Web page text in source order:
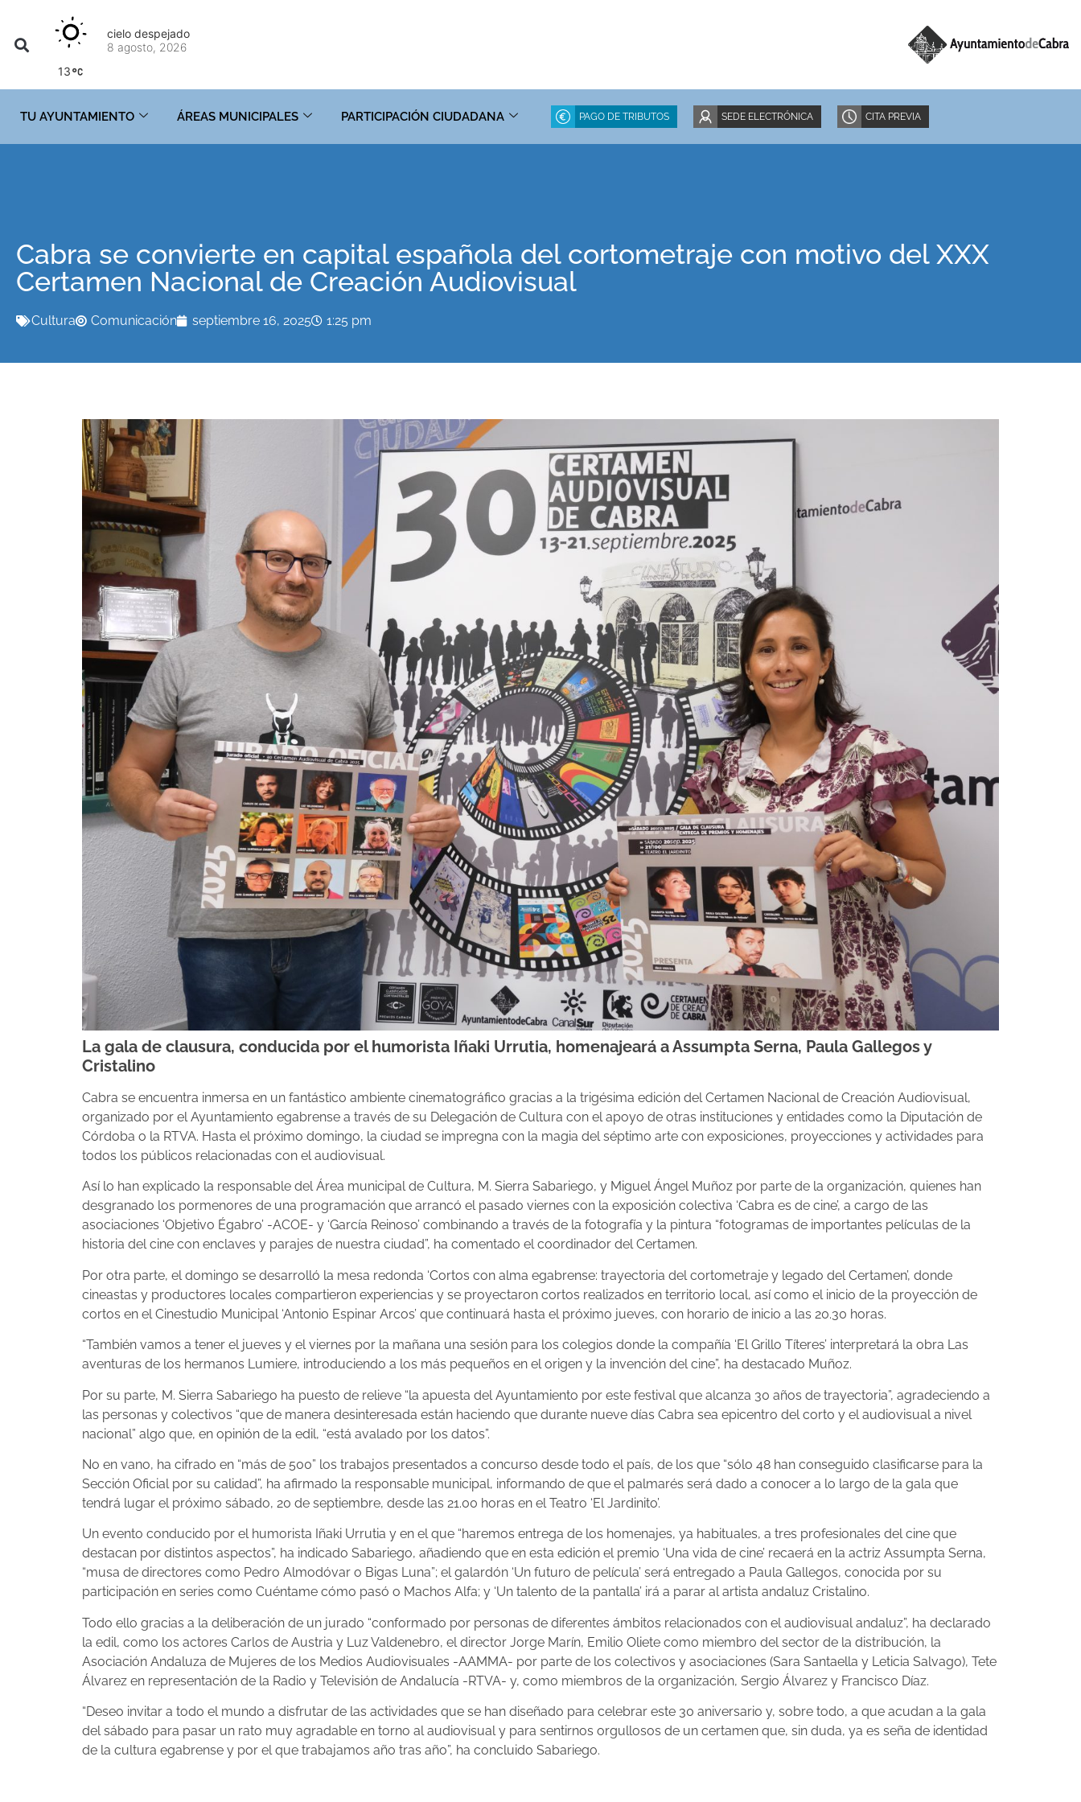
13
cielo despejado
8 agosto, 2026
TU AYUNTAMIENTO ÁREAS MUNICIPALES PARTICIPACIÓN CIUDADANA PAGO DE TRIBUTOS SEDE ELECTRÓNICA CITA PREVIA
Cabra se convierte en capital española del cortometraje con motivo del XXX
Certamen Nacional de Creación Audiovisual
Cultura Comunicación septiembre 16, 2025 1:25 pm
La gala de clausura, conducida por el humorista Iñaki Urrutia, homenajeará a Assumpta Serna, Paula Gallegos y
Cristalino
Cabra se encuentra inmersa en un fantástico ambiente cinematográfico gracias a la trigésima edición del Certamen Nacional de Creación Audiovisual,
organizado por el Ayuntamiento egabrense a través de su Delegación de Cultura con el apoyo de otras instituciones y entidades como la Diputación de
Córdoba o la RTVA. Hasta el próximo domingo, la ciudad se impregna con la magia del séptimo arte con exposiciones, proyecciones y actividades para
todos los públicos relacionadas con el audiovisual.
Así lo han explicado la responsable del Área municipal de Cultura, M. Sierra Sabariego, y Miguel Ángel Muñoz por parte de la organización, quienes han
desgranado los pormenores de una programación que arrancó el pasado viernes con la exposición colectiva ‘Cabra es de cine’, a cargo de las
asociaciones ‘Objetivo Égabro’ -ACOE- y ‘García Reinoso’ combinando a través de la fotografía y la pintura “fotogramas de importantes películas de la
historia del cine con enclaves y parajes de nuestra ciudad”, ha comentado el coordinador del Certamen.
Por otra parte, el domingo se desarrolló la mesa redonda ‘Cortos con alma egabrense: trayectoria del cortometraje y legado del Certamen’, donde
cineastas y productores locales compartieron experiencias y se proyectaron cortos realizados en territorio local, así como el inicio de la proyección de
cortos en el Cinestudio Municipal ‘Antonio Espinar Arcos’ que continuará hasta el próximo jueves, con horario de inicio a las 20.30 horas.
“También vamos a tener el jueves y el viernes por la mañana una sesión para los colegios donde la compañía ‘El Grillo Títeres’ interpretará la obra Las
aventuras de los hermanos Lumiere, introduciendo a los más pequeños en el origen y la invención del cine”, ha destacado Muñoz.
Por su parte, M. Sierra Sabariego ha puesto de relieve “la apuesta del Ayuntamiento por este festival que alcanza 30 años de trayectoria”, agradeciendo a
las personas y colectivos “que de manera desinteresada están haciendo que durante nueve días Cabra sea epicentro del corto y el audiovisual a nivel
nacional” algo que, en opinión de la edil, “está avalado por los datos”.
No en vano, ha cifrado en “más de 500” los trabajos presentados a concurso desde todo el país, de los que “sólo 48 han conseguido clasificarse para la
Sección Oficial por su calidad”, ha afirmado la responsable municipal, informando de que el palmarés será dado a conocer a lo largo de la gala que
tendrá lugar el próximo sábado, 20 de septiembre, desde las 21.00 horas en el Teatro ‘El Jardinito’.
Un evento conducido por el humorista Iñaki Urrutia y en el que “haremos entrega de los homenajes, ya habituales, a tres profesionales del cine que
destacan por distintos aspectos”, ha indicado Sabariego, añadiendo que en esta edición el premio ‘Una vida de cine’ recaerá en la actriz Assumpta Serna,
“musa de directores como Pedro Almodóvar o Bigas Luna”; el galardón ‘Un futuro de película’ será entregado a Paula Gallegos, conocida por su
participación en series como Cuéntame cómo pasó o Machos Alfa; y ‘Un talento de la pantalla’ irá a parar al artista andaluz Cristalino.
Todo ello gracias a la deliberación de un jurado “conformado por personas de diferentes ámbitos relacionados con el audiovisual andaluz”, ha declarado
la edil, como los actores Carlos de Austria y Luz Valdenebro, el director Jorge Marín, Emilio Oliete como miembro del sector de la distribución, la
Asociación Andaluza de Mujeres de los Medios Audiovisuales -AAMMA- por parte de los colectivos y asociaciones (Sara Santaella y Leticia Salvago), Tete
Álvarez en representación de la Radio y Televisión de Andalucía -RTVA- y, como miembros de la organización, Sergio Álvarez y Francisco Díaz.
“Deseo invitar a todo el mundo a disfrutar de las actividades que se han diseñado para celebrar este 30 aniversario y, sobre todo, a que acudan a la gala
del sábado para pasar un rato muy agradable en torno al audiovisual y para sentirnos orgullosos de un certamen que, sin duda, ya es seña de identidad
de la cultura egabrense y por el que trabajamos año tras año”, ha concluido Sabariego.